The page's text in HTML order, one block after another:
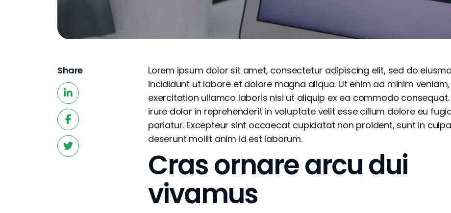
Share
Lorem ipsum dolor sit amet, consectetur adipiscing elit, sed do
incididunt ut labore et dolore magna aliqua. Ut enim ad minim
exercitation ullamco laboris nisi ut aliquip ex ea commodo consequat.
irure dolor in reprehenderit in voluptate velit esse cillum dolore eu
pariatur. Excepteur sint occaecat cupidatat non proident, sunt in
deserunt mollit anim id est laborum.
Cras ornare arcu dui
vivamus